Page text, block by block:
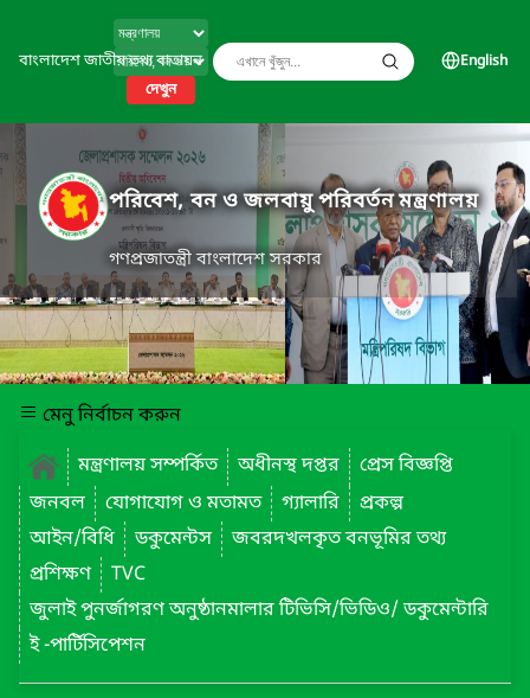
বাংলাদেশ জাতীয় তথ্য বাতায়ন
দেখুন
English
পরিবেশ, বন ও জলবায়ু পরিবর্তন মন্ত্রণালয়
গণপ্রজাতন্ত্রী বাংলাদেশ সরকার
মেনু নির্বাচন করুন
মন্ত্রণালয় সম্পর্কিত
অধীনস্থ দপ্তর
প্রেস বিজ্ঞপ্তি
জনবল
যোগাযোগ ও মতামত গ্যালারি
প্রকল্প
আইন/বিধি
ডকুমেন্টস
জবরদখলকৃত বনভূমির তথ্য
প্রশিক্ষণ
TVC
জুলাই পুনর্জাগরণ অনুষ্ঠানমালার টিভিসি/ভিডিও/ ডকুমেন্টারি
ই -পার্টিসিপেশন